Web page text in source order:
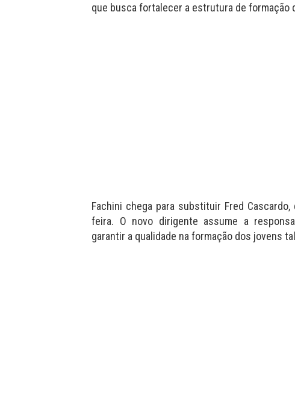
que busca fortalecer a estrutura de formação
Fachini chega para substituir Fred
feira. O novo dirigente assume a
garantir a qualidade na formação dos jovens